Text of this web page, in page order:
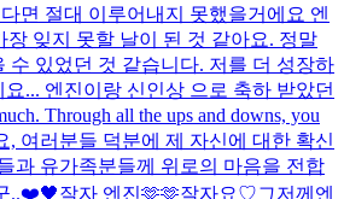
면 절대 이루어내지 못했을거에요 엔
잊지 못할 날이 된 것 같아요. 정말
있었던 것 같습니다. 저를 더 성장하
... 엔진이랑 신인상 으로 축하 받았던
Through all the ups and downs, you
여러분들 덕분에 제 자신에 대한 확신
과 유가족분들께 위로의 마음을 전합
..❤️🖤잘자 엔진🫶🫶잘자요♡그저께엔